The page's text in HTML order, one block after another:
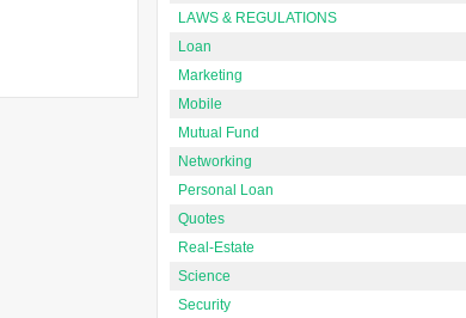
LAWS & REGULATIONS
Loan
Marketing
Mobile
Mutual Fund
Networking
Personal Loan
Quotes
Real-Estate
Science
Security